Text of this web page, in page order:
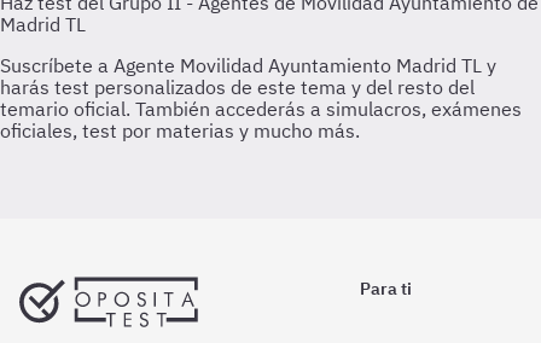
Para ti